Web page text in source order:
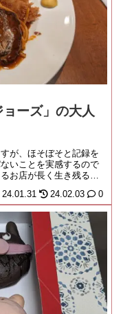
ーズ」の大人
が、ほそぼそと記録を
いことを実感するので
お店が長く生き残るわ
24.01.31 24.02.03 0